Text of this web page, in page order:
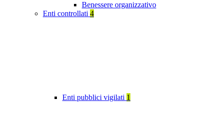
Benessere organizzativo
Enti controllati 4
Enti pubblici vigilati 1